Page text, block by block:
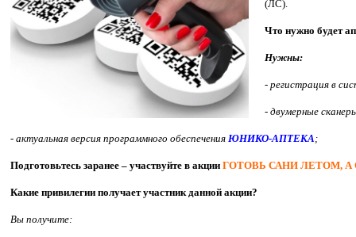
(ЛС).
Что нужно будет
Нужны:
- регистрация в
- двумерные
- актуальная версия программного обеспечения ЮНИКО-АПТЕКА ;
Подготовьтесь заранее – участвуйте в акции ГОТОВЬ САНИ ЛЕТОМ, А
Какие привилегии получает участник данной акции?
Вы получите: